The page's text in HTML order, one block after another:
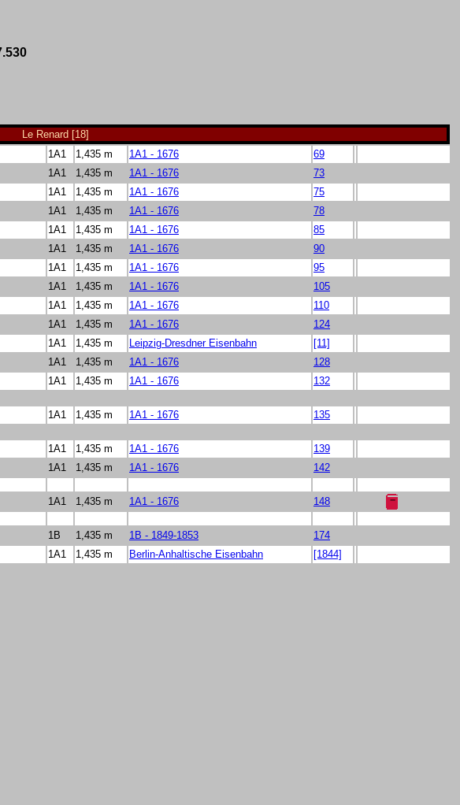
Le Renard [18]
1A1 1,435 m 1A1 - 1676
69
1A1 1,435 m 1A1 - 1676
73
1A1 1,435 m 1A1 - 1676
75
1A1 1,435 m 1A1 - 1676
78
1A1 1,435 m 1A1 - 1676
85
1A1 1,435 m 1A1 - 1676
90
1A1 1,435 m 1A1 - 1676
95
1A1 1,435 m 1A1 - 1676
105
1A1 1,435 m 1A1 - 1676
110
1A1 1,435 m 1A1 - 1676
124
1A1 1,435 m Leipzig-Dresdner Eisenbahn
[11]
1A1 1,435 m 1A1 - 1676
128
1A1 1,435 m 1A1 - 1676
132
1A1 1,435 m 1A1 - 1676
135
1A1 1,435 m 1A1 - 1676
139
1A1 1,435 m 1A1 - 1676
142
1A1 1,435 m 1A1 - 1676
148
1B 1,435 m 1B - 1849-1853
174
1A1 1,435 m Berlin-Anhaltische Eisenbahn [1844]